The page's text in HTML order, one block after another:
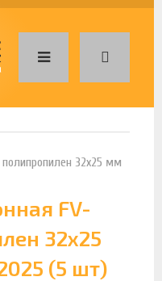
32х25 мм
FV-
32х25
(5 шт)